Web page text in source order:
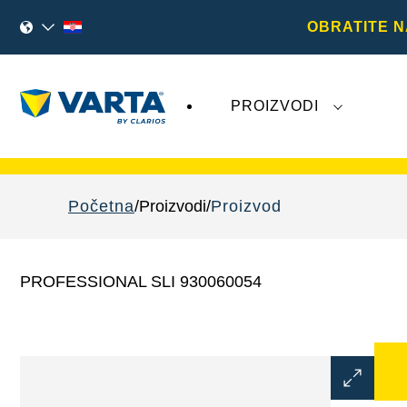
OBRATITE
PROIZVODI
Početna Proizvodi Proizvod
PROFESSIONAL SLI 930060054
Otvori
dijaloški